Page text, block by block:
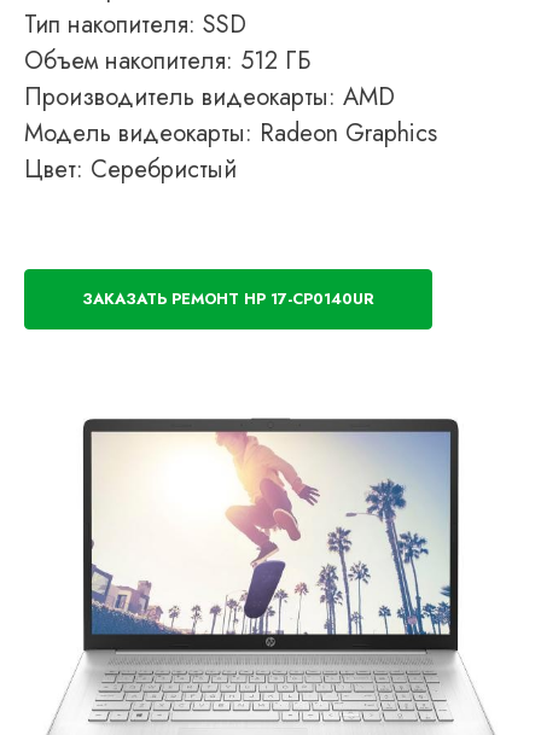
Тип накопителя: SSD
Объем накопителя: 512 ГБ
Производитель видеокарты: AMD
Модель видеокарты: Radeon Graphics
Цвет: Серебристый
ЗАКАЗАТЬ РЕМОНТ HP 17-CP0140UR